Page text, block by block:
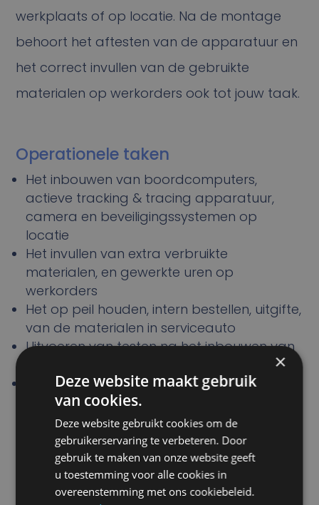
werkplaats of op locatie. Na de montage
behoort het aftesten van de apparatuur en
het correct invullen van de gebruikte
materialen op werkorders ook tot jouw taak.
Operationele taken
Het inbouwen van boordcomputers,
actieve tracking & tracing apparatuur,
camera en beveiligingssystemen op
locatie
Het invullen van extra verbruikte
materialen, en gewerkte uren op
werkorders
Het op peil houden, intern bestellen, uitgifte,
van de materialen in serviceauto
Uitvoeren van testen na het inbouwen van
Het uitvoeren van service en
updatewerkzaamheden aan bestaande
installaties
Verantwoordelijkheden
×
Deze website maakt gebruik
van cookies.
Deze website gebruikt cookies om de
gebruikerservaring te verbeteren. Door
gebruik te maken van onze website geeft
u toestemming voor alle cookies in
overeenstemming met ons cookiebeleid.